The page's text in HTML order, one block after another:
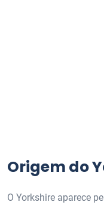
Origem do
O Yorkshire aparece